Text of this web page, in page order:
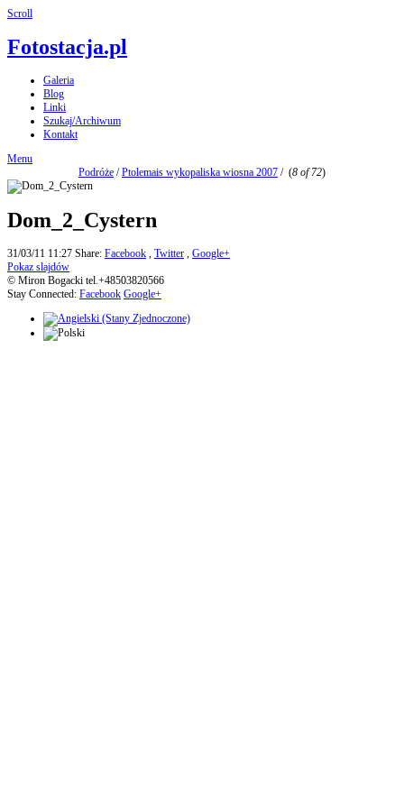
Scroll
Fotostacja.pl
Galeria
Blog
Linki
Szukaj/Archiwum
Kontakt
Menu
Podróże /Ptolemais wykopaliska wiosna 2007 / (8 of 72)
Dom_2_Cystern
31/03/11 11:27 Share: Facebook , Twitter , Google+
Pokaz slajdów
© Miron Bogacki tel.+48503820566
Stay Connected: Facebook Google+